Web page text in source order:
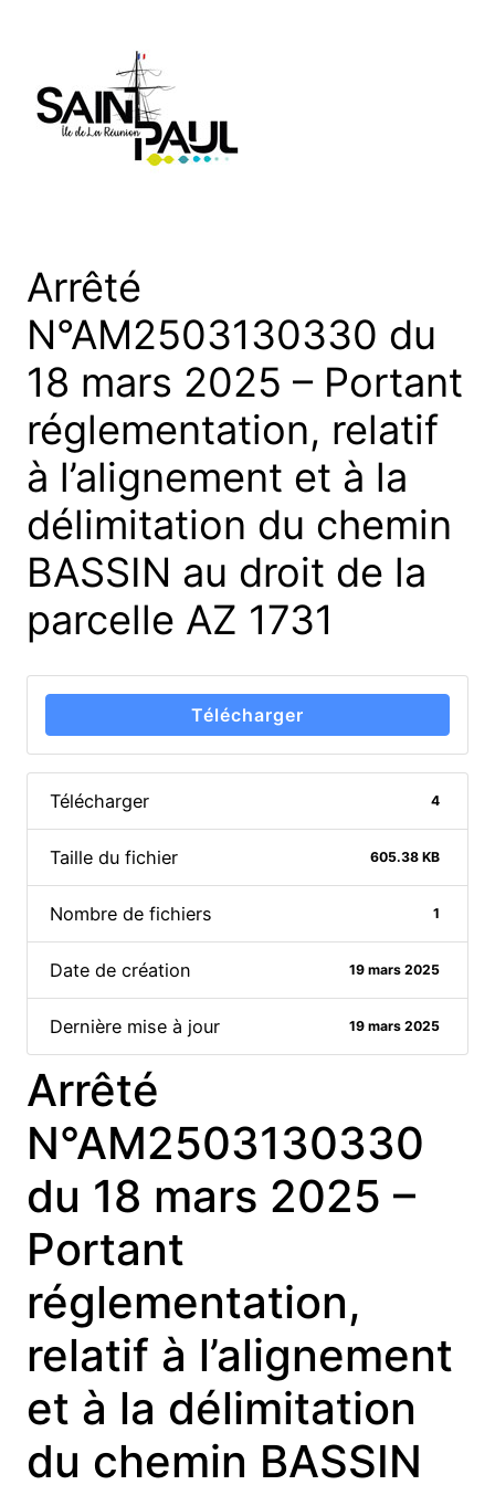
Arrêté
N°AM2503130330 du
18 mars 2025 – Portant
réglementation, relatif
à l’alignement et à la
délimitation du chemin
BASSIN au droit de la
parcelle AZ 1731
Télécharger
Télécharger 4
Taille du fichier 605.38 KB
Nombre de fichiers 1
Date de création 19 mars 2025
Dernière mise à jour 19 mars 2025
Arrêté
N°AM2503130330
du 18 mars 2025 –
Portant
réglementation,
relatif à l’alignement
et à la délimitation
du chemin BASSIN